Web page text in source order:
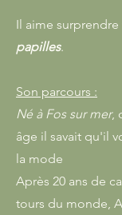
Il aime
papilles.
Son parcours :
Né à Fos sur mer,
âge il savait qu'il
la mode
Après 20 ans de
tours du monde,